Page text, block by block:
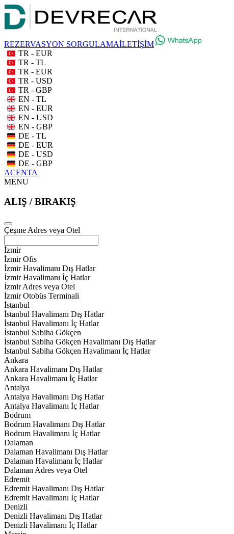
REZERVASYON SORGULAMAİLETİŞİM
TR - EUR
TR - TL
TR - EUR
TR - USD
TR - GBP
EN - TL
EN - EUR
EN - USD
EN - GBP
DE - TL
DE - EUR
DE - USD
DE - GBP
ACENTA
MENU
ALIŞ / BIRAKIŞ
Çeşme Adres veya Otel
İzmir
İzmir Ofis
İzmir Havalimanı Dış Hatlar
İzmir Havalimanı İç Hatlar
İzmir Adres veya Otel
İzmir Otobüs Terminali
İstanbul
İstanbul Havalimanı Dış Hatlar
İstanbul Havalimanı İç Hatlar
İstanbul Sabiha Gökçen
İstanbul Sabiha Gökçen Havalimanı Dış Hatlar
İstanbul Sabiha Gökçen Havalimanı İç Hatlar
Ankara
Ankara Havalimanı Dış Hatlar
Ankara Havalimanı İç Hatlar
Antalya
Antalya Havalimanı Dış Hatlar
Antalya Havalimanı İç Hatlar
Bodrum
Bodrum Havalimanı Dış Hatlar
Bodrum Havalimanı İç Hatlar
Dalaman
Dalaman Havalimanı Dış Hatlar
Dalaman Havalimanı İç Hatlar
Dalaman Adres veya Otel
Edremit
Edremit Havalimanı Dış Hatlar
Edremit Havalimanı İç Hatlar
Denizli
Denizli Havalimanı Dış Hatlar
Denizli Havalimanı İç Hatlar